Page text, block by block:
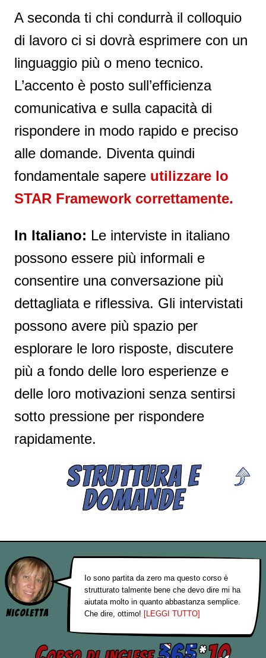
A seconda ti chi condurrà il colloquio
di lavoro ci si dovrà esprimere con un
linguaggio più o meno tecnico.
L’accento è posto sull’efficienza
comunicativa e sulla capacità di
rispondere in modo rapido e preciso
alle domande. Diventa quindi
fondamentale sapere utilizzare lo
STAR Framework correttamente.
In Italiano: Le interviste in italiano
possono essere più informali e
consentire una conversazione più
dettagliata e riflessiva. Gli intervistati
possono avere più spazio per
esplorare le loro risposte, discutere
più a fondo delle loro esperienze e
delle loro motivazioni senza sentirsi
sotto pressione per rispondere
rapidamente.
STRUTTURA E
DOMANDE
Nicoletta
Io sono partita da zero ma questo corso è
strutturato talmente bene che devo dire mi ha
aiutata molto in quanto abbastanza semplice.
Che dire, ottimo! [LEGGI TUTTO]